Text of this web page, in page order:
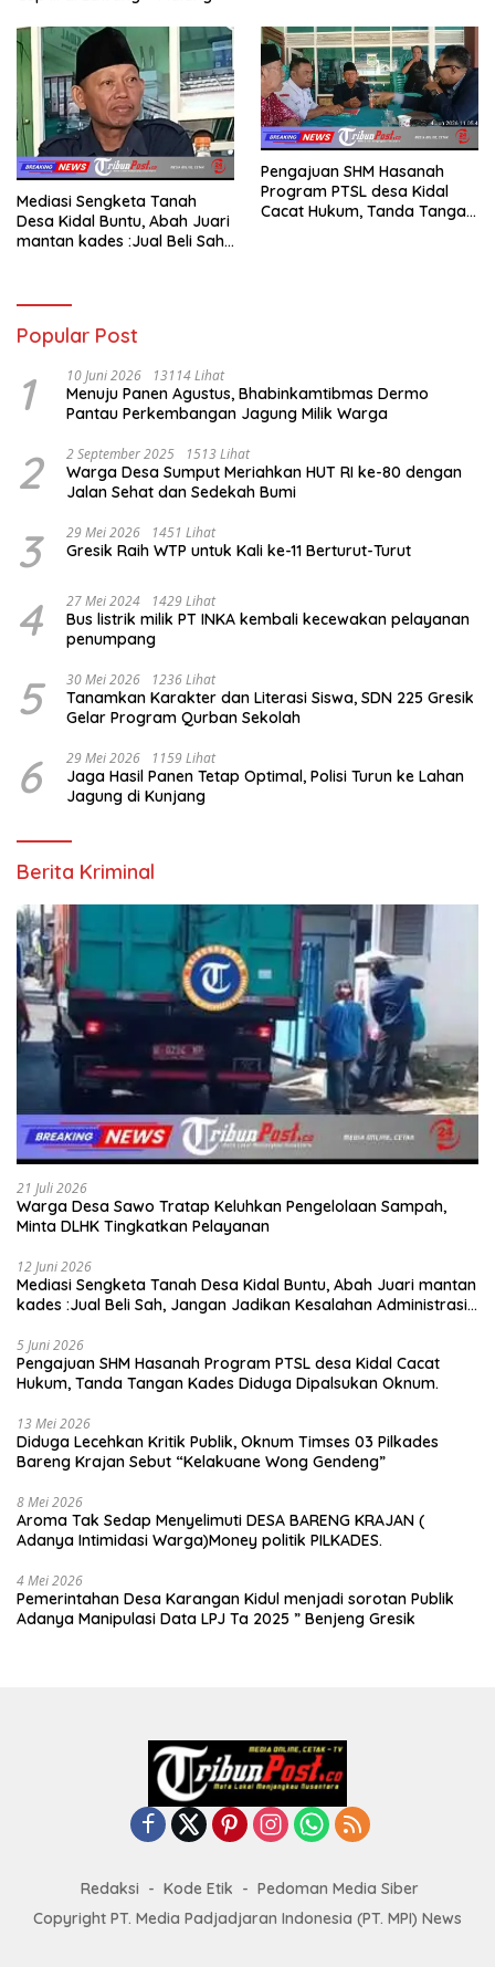
Mediasi Sengketa Tanah
Desa Kidal Buntu, Abah Juari
mantan kades :Jual Beli Sah,
Membatalkan Hak Warga.
Pengajuan SHM Hasanah
Program PTSL desa Kidal
Cacat Hukum, Tanda Tangan
Popular Post
1 10 Juni 2026 13114 Lihat
Menuju Panen Agustus, Bhabinkamtibmas Dermo
Pantau Perkembangan Jagung Milik Warga
2 2 September 2025 1513 Lihat
Warga Desa Sumput Meriahkan HUT RI ke-80 dengan
Jalan Sehat dan Sedekah Bumi ‎
3 29 Mei 2026 1451 Lihat
Gresik Raih WTP untuk Kali ke-11 Berturut-Turut
4 27 Mei 2024 1429 Lihat
Bus listrik milik PT INKA kembali kecewakan pelayanan
penumpang
5 30 Mei 2026 1236 Lihat
Tanamkan Karakter dan Literasi Siswa, SDN 225 Gresik
Gelar Program Qurban Sekolah
6 29 Mei 2026 1159 Lihat
Jaga Hasil Panen Tetap Optimal, Polisi Turun ke Lahan
Jagung di Kunjang
Berita Kriminal
21 Juli 2026
Warga Desa Sawo Tratap Keluhkan Pengelolaan Sampah,
Minta DLHK Tingkatkan Pelayanan
12 Juni 2026
Mediasi Sengketa Tanah Desa Kidal Buntu, Abah Juari mantan
kades :Jual Beli Sah, Jangan Jadikan Kesalahan Administrasi
5 Juni 2026
Pengajuan SHM Hasanah Program PTSL desa Kidal Cacat
Hukum, Tanda Tangan Kades Diduga Dipalsukan Oknum.
13 Mei 2026
Diduga Lecehkan Kritik Publik, Oknum Timses 03 Pilkades
Bareng Krajan Sebut “Kelakuane Wong Gendeng”
8 Mei 2026
Aroma Tak Sedap Menyelimuti DESA BARENG KRAJAN (
Adanya Intimidasi Warga)Money politik PILKADES.
4 Mei 2026
Pemerintahan Desa Karangan Kidul menjadi sorotan Publik
Adanya Manipulasi Data LPJ Ta 2025 ” Benjeng Gresik
Redaksi Kode Etik
Pedoman Media Siber
Copyright PT. Media Padjadjaran Indonesia (PT. MPI) News